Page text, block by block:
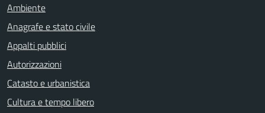
Ambiente
Anagrafe e stato civile
Appalti pubblici
Autorizzazioni
Catasto e urbanistica
Cultura e tempo libero